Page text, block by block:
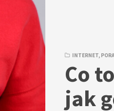
INTERNET,
Co
jak